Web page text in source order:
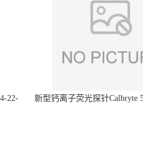
22-
新型钙离子荧光探针Calbryte